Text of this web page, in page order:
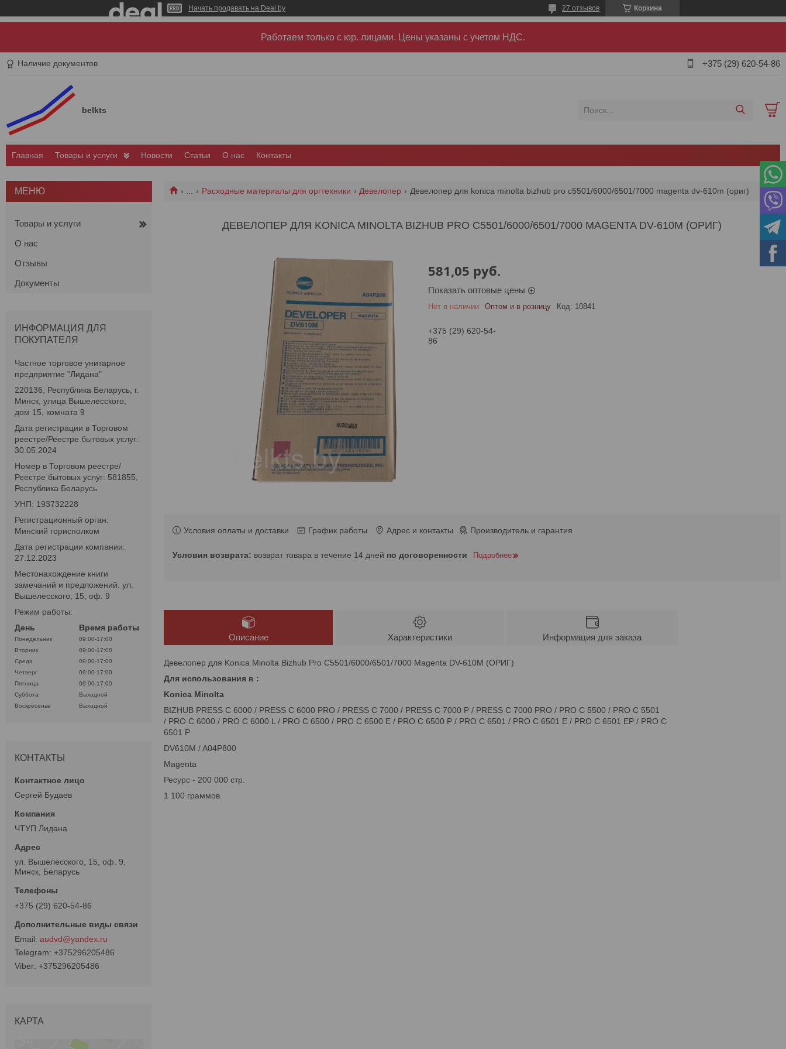
Начать продавать на Deal.by Корзина
27 отзывов
Работаем только с юр. лицами. Цены указаны c учетом НДС.
Наличие документов +375 (29) 620-54-86
belkts
Главная Товары и услуги Новости Статьи О нас Контакты
Расходные материалы для оргтехники Девелопер Девелопер для konica minolta bizhub pro c5501/6000/6501/7000 magenta dv-610m (ориг)
ДЕВЕЛОПЕР ДЛЯ KONICA MINOLTA BIZHUB PRO C5501/6000/6501/7000 MAGENTA DV-610M (ОРИГ)
581,05 руб.
Показать оптовые цены
Нет в наличии Оптом и в розницу Код: 10841
+375 (29) 620-54-
86
Условия оплаты и доставки График работы Адрес и контакты Производитель и гарантия
возврат товара в течение 14 дней по договоренности Подробнее
Описание Характеристики Информация для заказа
Девелопер для Konica Minolta Bizhub Pro C5501/6000/6501/7000 Magenta DV-610M (ОРИГ)
Для использования в :
Konica Minolta
BIZHUB PRESS C 6000 / PRESS C 6000 PRO / PRESS C 7000 / PRESS C 7000 P / PRESS C 7000 PRO / PRO C 5500 / PRO C 5501
/ PRO C 6000 / PRO C 6000 L / PRO C 6500 / PRO C 6500 E / PRO C 6500 P / PRO C 6501 / PRO C 6501 E / PRO C 6501 EP / PRO C
6501 P
DV610M / A04P800
Magenta
Ресурс - 200 000 стр.
1 100 граммов.
Товары и услуги
О нас
Отзывы
Документы
ИНФОРМАЦИЯ ДЛЯ
ПОКУПАТЕЛЯ
Частное торговое унитарное
предприятие "Лидана"
220136, Республика Беларусь, г.
Минск, улица Вышелесского,
дом 15, комната 9
Дата регистрации в Торговом
реестре/Реестре бытовых услуг:
30.05.2024
Номер в Торговом реестре/
Реестре бытовых услуг: 581855,
Республика Беларусь
УНП: 193732228
Регистрационный орган:
Минский горисполком
Дата регистрации компании:
27.12.2023
Местонахождение книги
замечаний и предложений: ул.
Вышелесского, 15, оф. 9
Режим работы:
День
Время работы
Понедельник
09:00-17:00
Вторник
09:00-17:00
Среда
09:00-17:00
Четверг
09:00-17:00
Пятница
09:00-17:00
Суббота
Выходной
Воскресенье
Выходной
КОНТАКТЫ
Сергей Будаев
ЧТУП Лидана
ул. Вышелесского, 15, оф. 9,
Минск, Беларусь
+375 (29) 620-54-86
audvd@yandex.ru
+375296205486
+375296205486
КАРТА